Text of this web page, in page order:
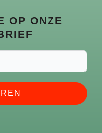
OP ONZE